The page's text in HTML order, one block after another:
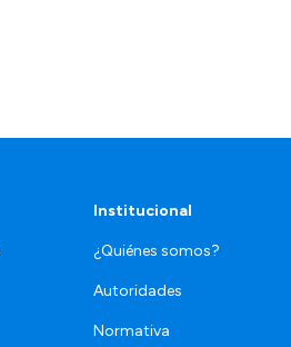
Institucional
¿Quiénes somos?
Autoridades
Normativa